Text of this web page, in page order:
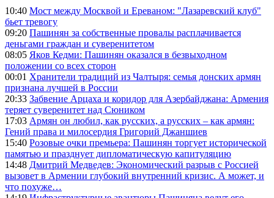
10:40 Мост между Москвой и Ереваном: "Лазаревский клуб"
бьет тревогу
09:20 Пашинян за собственные провалы расплачивается
деньгами граждан и суверенитетом
08:05 Яков Кедми: Пашинян оказался в безвыходном
положении со всех сторон
00:01 Хранители традиций из Чалтыря: семья донских армян
признана лучшей в России
20:33 Забвение Арцаха и коридор для Азербайджана: Армения
теряет суверенитет над Сюником
17:03 Армян он любил, как русских, а русских – как армян:
Гений права и милосердия Григорий Джаншиев
15:40 Розовые очки премьера: Пашинян торгует исторической
памятью и празднует дипломатическую капитуляцию
14:48 Дмитрий Медведев: Экономический разрыв с Россией
вызовет в Армении глубокий внутренний кризис. А может, и
что похуже…